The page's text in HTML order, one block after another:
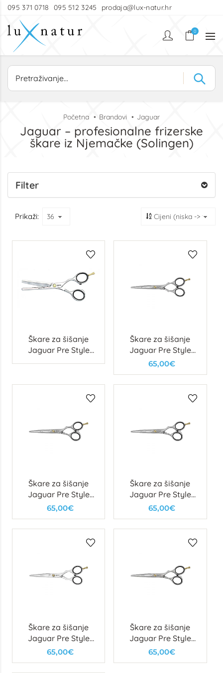
095 371 0718 095 512 3245 prodaja@lux-natur.hr
0
Početna Brandovi Jaguar
Jaguar – profesionalne frizerske
škare iz Njemačke (Solingen)
Filter
Prikaži:
Škare za šišanje
Jaguar Pre Style
Relax P 28 – efilirke
Škare za šišanje
Jaguar Pre Style
Ergo Slice – 5.5”
65,00€
Škare za šišanje
Jaguar Pre Style
Relax – 5.5”
65,00€
Škare za šišanje
Jaguar Pre Style
Relax Slice – 6”
65,00€
Škare za šišanje
Jaguar Pre Style
Ergo P – 5.5”
65,00€
Škare za šišanje
Jaguar Pre Style
Relax – 5.”
65,00€